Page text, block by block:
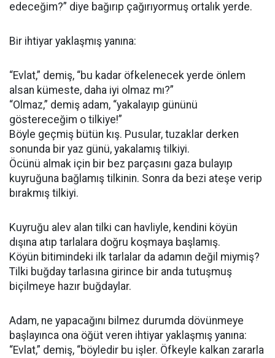
edeceğim?” diye bağırıp çağırıyormuş ortalık yerde.
Bir ihtiyar yaklaşmış yanına:
“Evlat,” demiş, “bu kadar öfkelenecek yer­de önlem
alsan kümeste, daha iyi olmaz mı?”
“Olmaz,” demiş adam, “yakalayıp gününü
göstereceğim o tilkiye!”
Böyle geçmiş bütün kış. Pusular, tuzaklar derken
sonunda bir yaz günü, yakalamış til­kiyi.
Öcünü almak için bir bez parçasını gaza bulayıp
kuyruğuna bağlamış tilkinin. Sonra da bezi ateşe verip
bırakmış tilkiyi.
Kuyruğu alev alan tilki can havliyle, kendi­ni köyün
dışına atıp tarlalara doğru koşmaya başlamış.
Köyün bitimindeki ilk tarlalar da adamın değil miymiş?
Tilki buğday tarlasına girince bir anda tutuşmuş
biçilmeye hazır buğdaylar.
Adam, ne yapacağını bilmez durumda dövünmeye
başlayınca ona öğüt veren ihtiyar yaklaşmış yanına:
“Evlat,” demiş, “böyledir bu işler. Öfkeyle kalkan zararla